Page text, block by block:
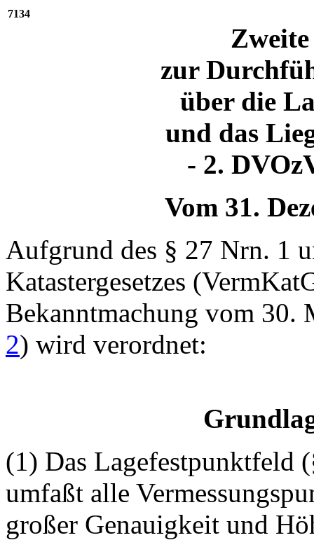
7134
zur
über die
und das
- 2.
Vom 31.
Aufgrund des § 27 Nrn. 1
Katastergesetzes
Bekanntmachung vom 30.
2) wird verordnet:
(1) Das Lagefestpunktfeld
umfaßt alle
großer Genauigkeit und